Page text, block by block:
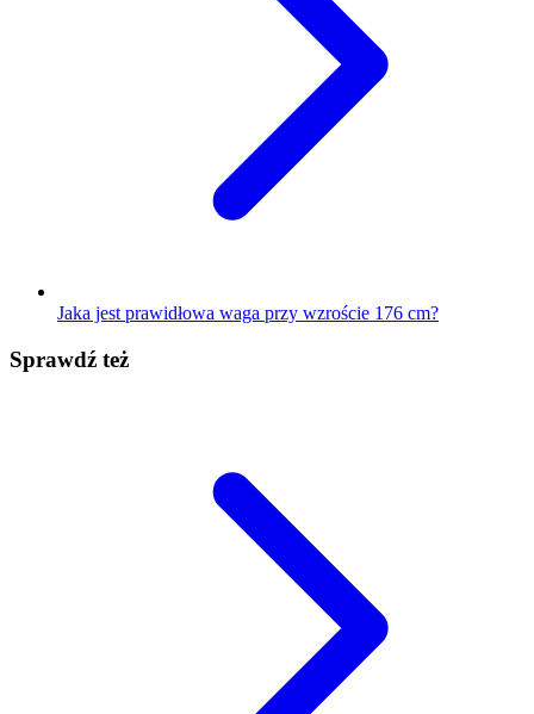
Jaka jest prawidłowa waga przy wzroście 176 cm?
Sprawdź też